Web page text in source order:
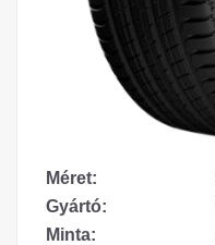
Méret:
Gyártó:
Minta: